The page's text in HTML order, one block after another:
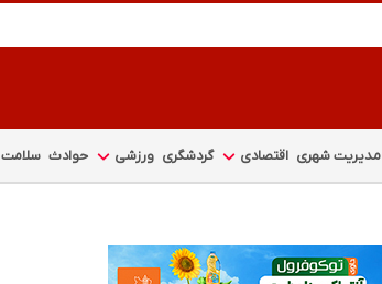
مدیریت شهری اقتصادی گردشگری ورزشی حوادث سلامت